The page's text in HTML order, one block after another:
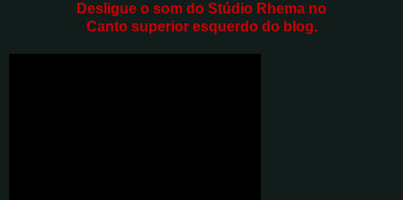
Desligue o som do Stúdio Rhema no
Canto superior esquerdo do blog.